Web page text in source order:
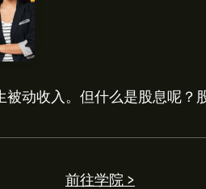
动收入。但什么是股息呢？
前往学院 >
和预期增长对Targa Resources
美元